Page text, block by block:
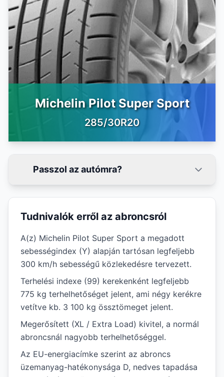
Michelin Pilot Super Sport
285/30R20
Passzol az autómra?
Tudnivalók erről az abroncsról
A(z) Michelin Pilot Super Sport a megadott
sebességindex (Y) alapján tartósan legfeljebb
300 km/h sebességű közlekedésre tervezett.
Terhelési indexe (99) kerekenként legfeljebb
775 kg terhelhetőséget jelent, ami négy kerékre
vetítve kb. 3 100 kg össztömeget jelent.
Megerősített (XL / Extra Load) kivitel, a normál
abroncsnál nagyobb terhelhetőséggel.
Az EU-energiacímke szerint az abroncs
üzemanyag-hatékonysága D, nedves tapadása